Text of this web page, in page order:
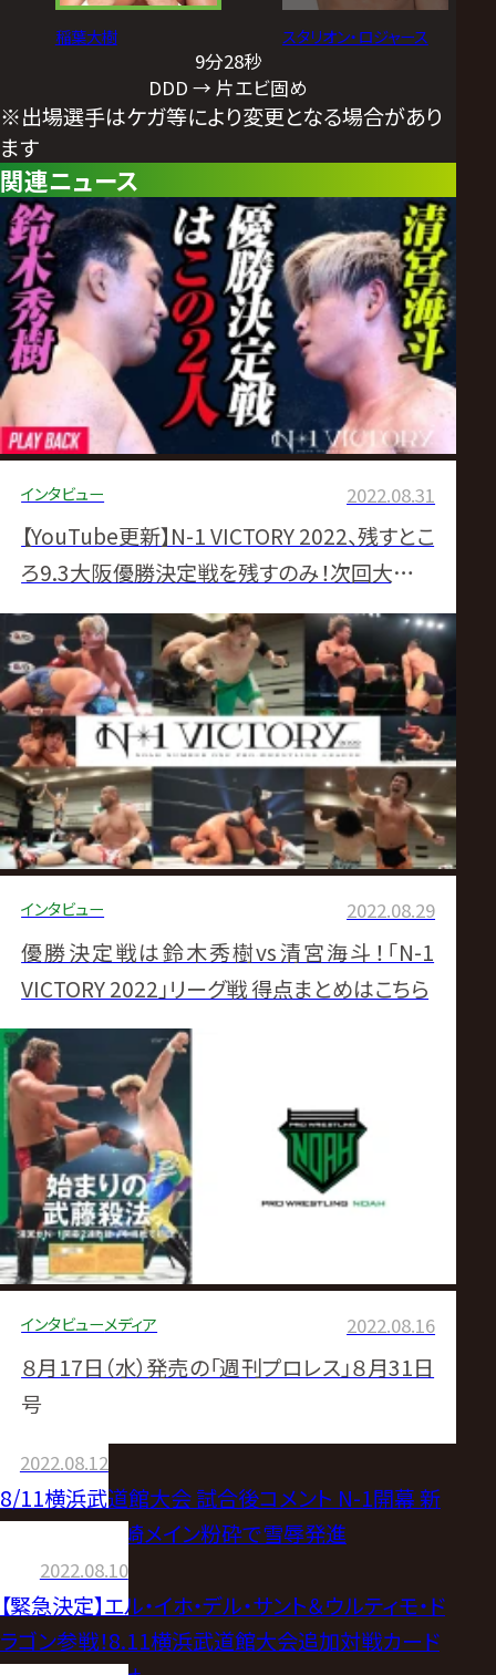
稲葉大樹 スタリオン・ロジャース
9分28秒
DDD → 片エビ固め
※出場選手はケガ等により変更となる場合があり
ます
関連ニュース
インタビュー 2022.08.31
【YouTube更新】N-1 VICTORY 2022、残すとこ
ろ9.3大阪優勝決定戦を残すのみ！次回大会の
見どころ紹介！これを見て次の大会をもっと楽
しもう！【8.28かわさき大会終了時点】
インタビュー 2022.08.29
優勝決定戦は鈴木秀樹vs清宮海斗！「N-1
VICTORY 2022」リーグ戦 得点まとめはこちら
インタビューメディア 2022.08.16
８月17日（水）発売の「週刊プロレス」８月31日
号
2022.08.12
8/11横浜武道館大会 試合後コメント N-1開幕 新
コス藤田が潮崎メイン粉砕で雪辱発進
2022.08.10
【緊急決定】エル・イホ・デル・サント＆ウルティモ・ド
ラゴン参戦！8.11横浜武道館大会追加対戦カード